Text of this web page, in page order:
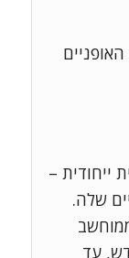
ייחודית –
שלה.
עד